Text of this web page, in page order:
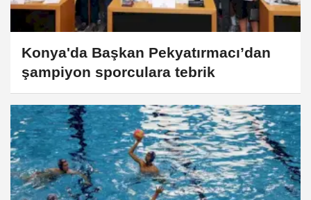
Konya'da Başkan Pekyatırmacı’dan
şampiyon sporculara tebrik